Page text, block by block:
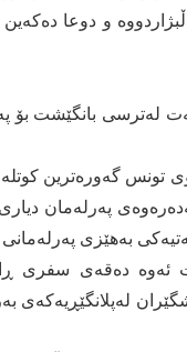
و دوعا
بانگێشت بۆ
تونس گەورەترین
پەرلەمان دیاری
بەھێزی
دەقەی سفری